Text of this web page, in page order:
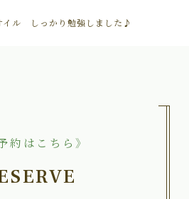
イル しっかり勉強しました♪
約はこちら》